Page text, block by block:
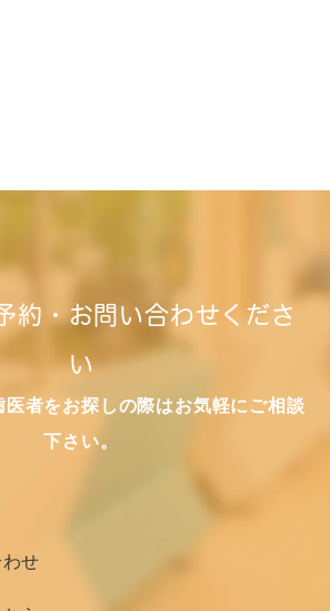
約・お問い合わせくださ
い
医者をお探しの際はお気軽にご相談
下さい。